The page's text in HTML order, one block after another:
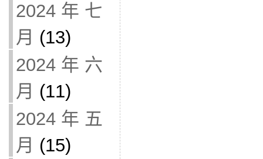
2024 年 七
月 (13)
2024 年 六
月 (11)
2024 年 五
月 (15)